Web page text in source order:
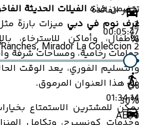
تتضمن هذه
غرف نوم في دبي ميزات بارزة
للأطفال، وأماكن للاسترخاء،
حمامات رخامية، ومساحات شرفة
والتسليم الفوري، يعد الوقت
في هذا العنوان المرموق.
يمكن للمشترين الاستمتاع
00:05:47
Mirador La Coleccion 2
01:34:14
سعر الفائدة
2
%
1%
30%
AED0